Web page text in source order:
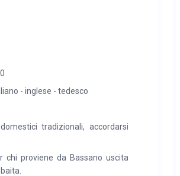
della bicicletta ci sono fantastici
- inglese - tedesco
tradizionali, accordarsi
chi proviene da Bassano uscita